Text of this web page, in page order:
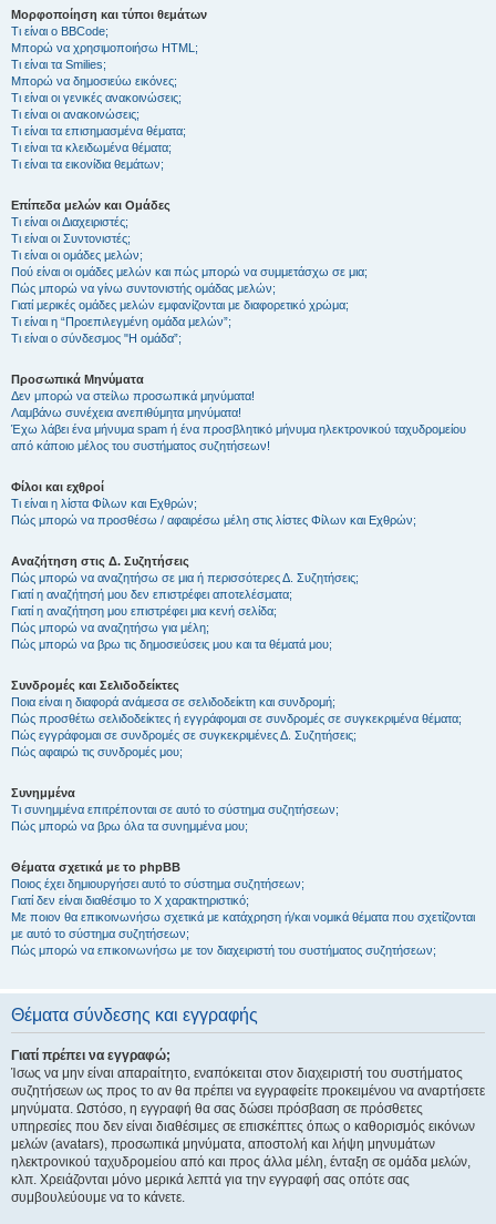
Μορφοποίηση και τύποι θεμάτων
Τι είναι ο BBCode;
Μπορώ να χρησιμοποιήσω HTML;
Τι είναι τα Smilies;
Μπορώ να δημοσιεύω εικόνες;
Τι είναι οι γενικές ανακοινώσεις;
Τι είναι οι ανακοινώσεις;
Τι είναι τα επισημασμένα θέματα;
Τι είναι τα κλειδωμένα θέματα;
Τι είναι τα εικονίδια θεμάτων;
Επίπεδα μελών και Ομάδες
Τι είναι οι Διαχειριστές;
Τι είναι οι Συντονιστές;
Τι είναι οι ομάδες μελών;
Πού είναι οι ομάδες μελών και πώς μπορώ να συμμετάσχω σε μια;
Πώς μπορώ να γίνω συντονιστής ομάδας μελών;
Γιατί μερικές ομάδες μελών εμφανίζονται με διαφορετικό χρώμα;
Τι είναι η “Προεπιλεγμένη ομάδα μελών”;
Τι είναι ο σύνδεσμος "Η ομάδα”;
Προσωπικά Μηνύματα
Δεν μπορώ να στείλω προσωπικά μηνύματα!
Λαμβάνω συνέχεια ανεπιθύμητα μηνύματα!
Έχω λάβει ένα μήνυμα spam ή ένα προσβλητικό μήνυμα ηλεκτρονικού ταχυδρομείου
από κάποιο μέλος του συστήματος συζητήσεων!
Φίλοι και εχθροί
Τι είναι η λίστα Φίλων και Εχθρών;
Πώς μπορώ να προσθέσω / αφαιρέσω μέλη στις λίστες Φίλων και Εχθρών;
Αναζήτηση στις Δ. Συζητήσεις
Πώς μπορώ να αναζητήσω σε μια ή περισσότερες Δ. Συζητήσεις;
Γιατί η αναζήτησή μου δεν επιστρέφει αποτελέσματα;
Γιατί η αναζήτηση μου επιστρέφει μια κενή σελίδα;
Πώς μπορώ να αναζητήσω για μέλη;
Πώς μπορώ να βρω τις δημοσιεύσεις μου και τα θέματά μου;
Συνδρομές και Σελιδοδείκτες
Ποια είναι η διαφορά ανάμεσα σε σελιδοδείκτη και συνδρομή;
Πώς προσθέτω σελιδοδείκτες ή εγγράφομαι σε συνδρομές σε συγκεκριμένα θέματα;
Πώς εγγράφομαι σε συνδρομές σε συγκεκριμένες Δ. Συζητήσεις;
Πώς αφαιρώ τις συνδρομές μου;
Συνημμένα
Τι συνημμένα επιτρέπονται σε αυτό το σύστημα συζητήσεων;
Πώς μπορώ να βρω όλα τα συνημμένα μου;
Θέματα σχετικά με το phpBB
Ποιος έχει δημιουργήσει αυτό το σύστημα συζητήσεων;
Γιατί δεν είναι διαθέσιμο το Χ χαρακτηριστικό;
Με ποιον θα επικοινωνήσω σχετικά με κατάχρηση ή/και νομικά θέματα που σχετίζονται
με αυτό το σύστημα συζητήσεων;
Πώς μπορώ να επικοινωνήσω με τον διαχειριστή του συστήματος συζητήσεων;
Θέματα σύνδεσης και εγγραφής
Γιατί πρέπει να εγγραφώ;
Ίσως να μην είναι απαραίτητο, εναπόκειται στον διαχειριστή του συστήματος
συζητήσεων ως προς το αν θα πρέπει να εγγραφείτε προκειμένου να αναρτήσετε
μηνύματα. Ωστόσο, η εγγραφή θα σας δώσει πρόσβαση σε πρόσθετες
υπηρεσίες που δεν είναι διαθέσιμες σε επισκέπτες όπως ο καθορισμός εικόνων
μελών (avatars), προσωπικά μηνύματα, αποστολή και λήψη μηνυμάτων
ηλεκτρονικού ταχυδρομείου από και προς άλλα μέλη, ένταξη σε ομάδα μελών,
κλπ. Χρειάζονται μόνο μερικά λεπτά για την εγγραφή σας οπότε σας
συμβουλεύουμε να το κάνετε.